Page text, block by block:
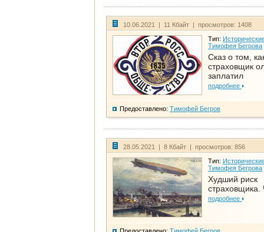
10.06.2021 | 11 Кбайт | просмотров: 1408
Тип:
Тимофея Бегрова
Сказ о том,
страховщик
заплатил
подробнее
Предоставлено: Тимофей Бегров
28.05.2021 | 8 Кбайт | просмотров: 856
Тип:
Тимофея Бегрова
Худший риск
страховщика.
подробнее